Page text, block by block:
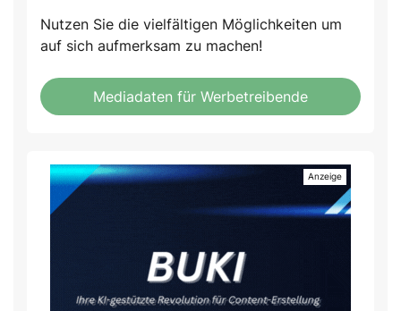
Nutzen Sie die vielfältigen Möglichkeiten um
auf sich aufmerksam zu machen!
Mediadaten für Werbetreibende